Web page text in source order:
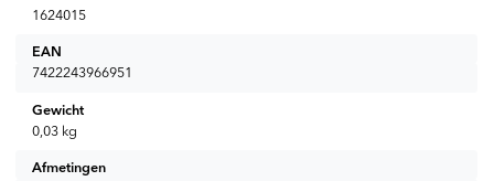
1624015
EAN
7422243966951
Gewicht
0,03 kg
Afmetingen